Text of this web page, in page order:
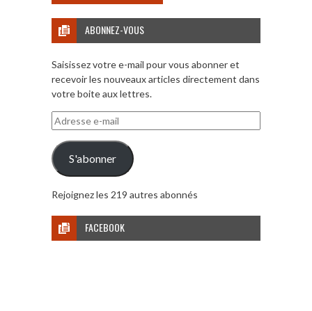
ABONNEZ-VOUS
Saisissez votre e-mail pour vous abonner et
recevoir les nouveaux articles directement dans
votre boite aux lettres.
Adresse
e-
mail
S'abonner
Rejoignez les 219 autres abonnés
FACEBOOK